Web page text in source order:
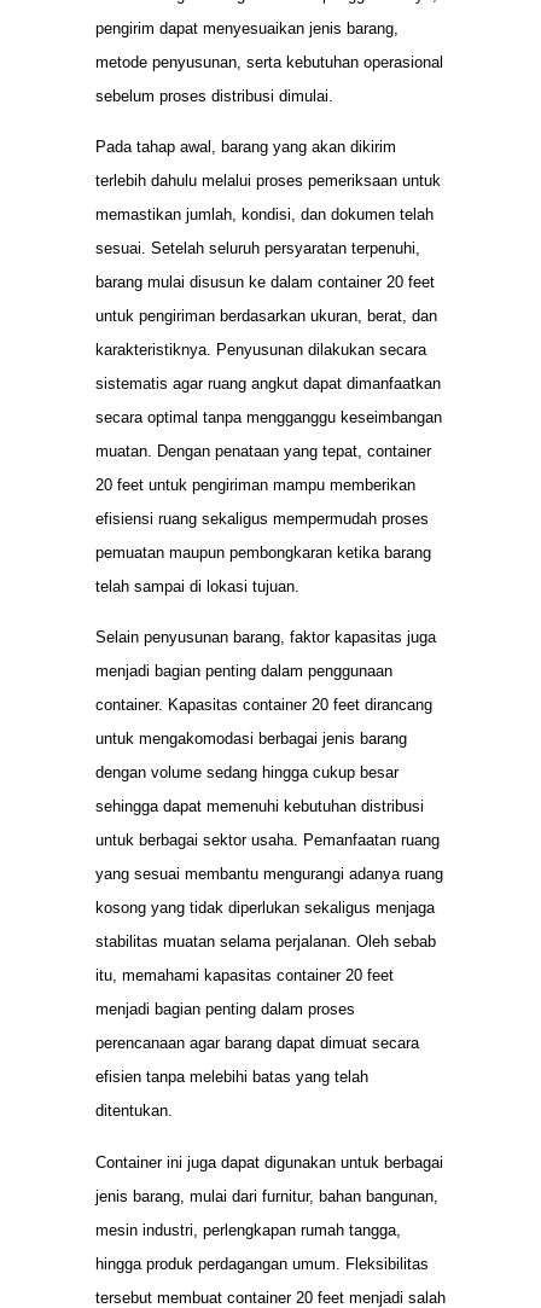
pengirim dapat menyesuaikan jenis barang,
metode penyusunan, serta kebutuhan operasional
sebelum proses distribusi dimulai.
Pada tahap awal, barang yang akan dikirim
terlebih dahulu melalui proses pemeriksaan untuk
memastikan jumlah, kondisi, dan dokumen telah
sesuai. Setelah seluruh persyaratan terpenuhi,
barang mulai disusun ke dalam container 20 feet
untuk pengiriman berdasarkan ukuran, berat, dan
karakteristiknya. Penyusunan dilakukan secara
sistematis agar ruang angkut dapat dimanfaatkan
secara optimal tanpa mengganggu keseimbangan
muatan. Dengan penataan yang tepat, container
20 feet untuk pengiriman mampu memberikan
efisiensi ruang sekaligus mempermudah proses
pemuatan maupun pembongkaran ketika barang
telah sampai di lokasi tujuan.
Selain penyusunan barang, faktor kapasitas juga
menjadi bagian penting dalam penggunaan
container. Kapasitas container 20 feet dirancang
untuk mengakomodasi berbagai jenis barang
dengan volume sedang hingga cukup besar
sehingga dapat memenuhi kebutuhan distribusi
untuk berbagai sektor usaha. Pemanfaatan ruang
yang sesuai membantu mengurangi adanya ruang
kosong yang tidak diperlukan sekaligus menjaga
stabilitas muatan selama perjalanan. Oleh sebab
itu, memahami kapasitas container 20 feet
menjadi bagian penting dalam proses
perencanaan agar barang dapat dimuat secara
efisien tanpa melebihi batas yang telah
ditentukan.
Container ini juga dapat digunakan untuk berbagai
jenis barang, mulai dari furnitur, bahan bangunan,
mesin industri, perlengkapan rumah tangga,
hingga produk perdagangan umum. Fleksibilitas
tersebut membuat container 20 feet menjadi salah